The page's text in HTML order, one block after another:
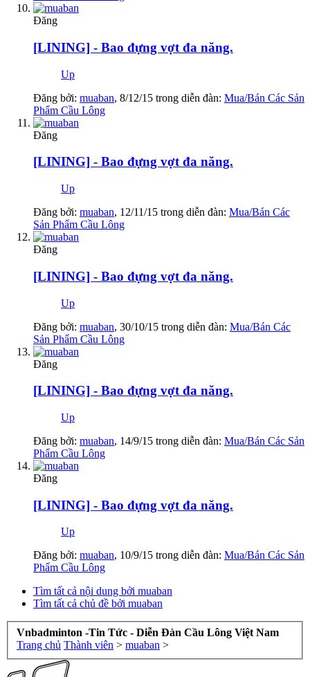
Đăng
[LINING] - Bao đựng vợt đa năng.
Up
Đăng bởi: muaban, 8/12/15 trong diễn đàn: Mua/Bán Các Sản
Phẩm Cầu Lông
Đăng
[LINING] - Bao đựng vợt đa năng.
Up
Đăng bởi: muaban, 12/11/15 trong diễn đàn: Mua/Bán Các
Sản Phẩm Cầu Lông
Đăng
[LINING] - Bao đựng vợt đa năng.
Up
Đăng bởi: muaban, 30/10/15 trong diễn đàn: Mua/Bán Các
Sản Phẩm Cầu Lông
Đăng
[LINING] - Bao đựng vợt đa năng.
Up
Đăng bởi: muaban, 14/9/15 trong diễn đàn: Mua/Bán Các Sản
Phẩm Cầu Lông
Đăng
[LINING] - Bao đựng vợt đa năng.
Up
Đăng bởi: muaban, 10/9/15 trong diễn đàn: Mua/Bán Các Sản
Phẩm Cầu Lông
Tìm tất cả nội dung bởi muaban
Tìm tất cả chủ đề bởi muaban
Vnbadminton -Tin Tức - Diễn Đàn Cầu Lông Việt Nam
Trang chủ Thành viên > muaban >